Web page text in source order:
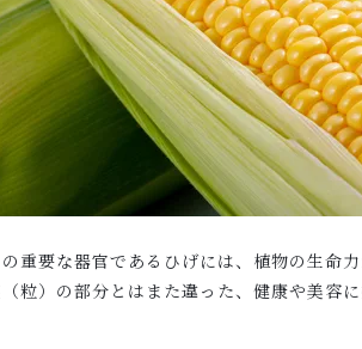
重要な器官であるひげには、植物の生命
粒）の部分とはまた違った、健康や美容